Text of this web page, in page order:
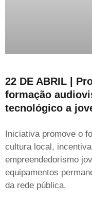
22 DE ABRIL |
formação
tecnológico a
Iniciativa promove o
cultura local,
empreendedorismo
equipamentos
da rede pública.